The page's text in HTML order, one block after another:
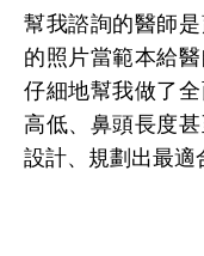
幫我諮詢的醫師
的照片當範本給
仔細地幫我做了
高低、鼻頭長度
設計、規劃出最適